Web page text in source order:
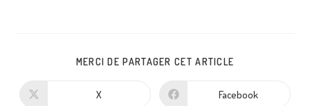
MERCI DE PARTAGER CET ARTICLE
X Facebook